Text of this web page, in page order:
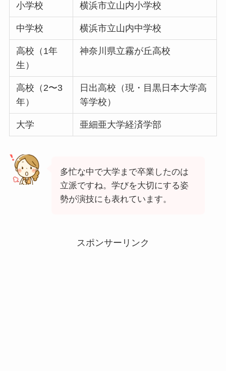
小学校 横浜市立山内小学校
中学校 横浜市立山内中学校
高校（1年
生）
神奈川県立霧が丘高校
高校（2〜3
年）
日出高校（現・目黒日本大学高
等学校）
大学 亜細亜大学経済学部
多忙な中で大学まで卒業したのは
立派ですね。学びを大切にする姿
勢が演技にも表れています。
スポンサーリンク